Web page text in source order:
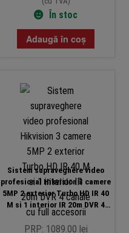
În stoc
Adaugă în coș
Sistem supraveghere video
profesional Hikvision 3 camere
5MP 2 exterior Turbo HD IR 40
M si 1 interior IR 20m DVR 4
canale cu full accesorii
PRP: 1089.00 lei